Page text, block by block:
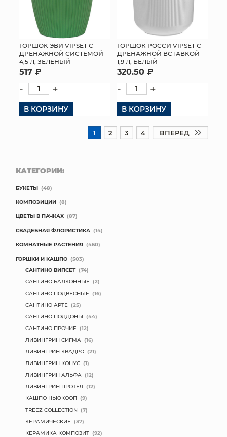
ГОРШОК ЭВИ VIPSET С
ДРЕНАЖНОЙ СИСТЕМОЙ
4,5 Л, ЗЕЛЕНЫЙ
517 ₽
- +
В КОРЗИНУ
ГОРШОК РОССИ VIPSET С
ДРЕНАЖНОЙ ВСТАВКОЙ
1,9 Л, БЕЛЫЙ
320.50 ₽
- +
В КОРЗИНУ
1 2 3 4 ВПЕРЕД
КАТЕГОРИИ:
БУКЕТЫ (48)
КОМПОЗИЦИИ (8)
ЦВЕТЫ В ПАЧКАХ (87)
СВАДЕБНАЯ ФЛОРИСТИКА (14)
КОМНАТНЫЕ РАСТЕНИЯ (460)
ГОРШКИ И КАШПО (503)
САНТИНО ВИПСЕТ (74)
САНТИНО БАЛКОННЫЕ (2)
САНТИНО ПОДВЕСНЫЕ (16)
САНТИНО АРТЕ (25)
САНТИНО ПОДДОНЫ (44)
САНТИНО ПРОЧИЕ (12)
ЛИВИНГРИН СИГМА (16)
ЛИВИНГРИН КВАДРО (21)
ЛИВИНГРИН КОНУС (1)
ЛИВИНГРИН АЛЬФА (12)
ЛИВИНГРИН ПРОТЕЯ (12)
КАШПО НЬЮКООП (9)
TREEZ COLLECTION (7)
КЕРАМИЧЕСКИЕ (37)
КЕРАМИКА КОМПОЗИТ (92)